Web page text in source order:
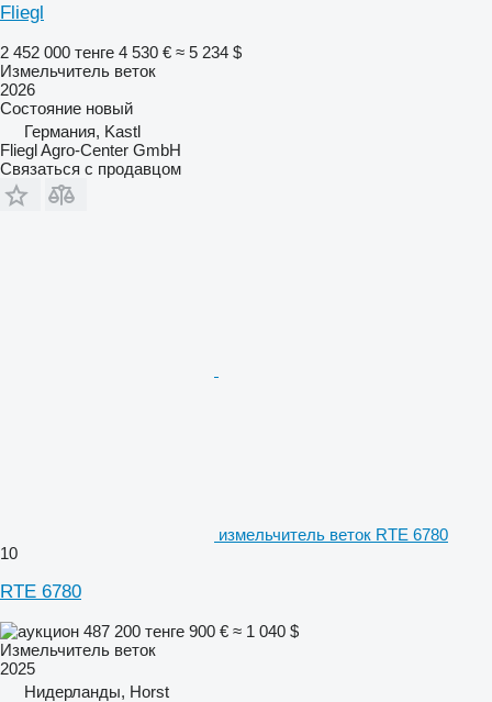
Fliegl
2 452 000 тенге 4 530 € ≈ 5 234 $
Измельчитель веток
2026
Состояние новый
Германия, Kastl
Fliegl Agro-Center GmbH
Связаться с продавцом
измельчитель веток RTE 6780
10
RTE 6780
487 200 тенге 900 € ≈ 1 040 $
Измельчитель веток
2025
Нидерланды, Horst